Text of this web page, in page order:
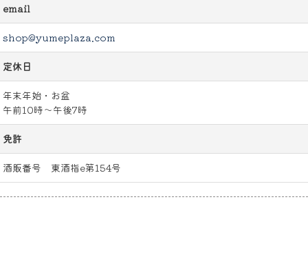
email
shop@yumeplaza.com
定休日
年末年始・お盆
午前10時～午後7時
免許
酒販番号 東酒指e第154号